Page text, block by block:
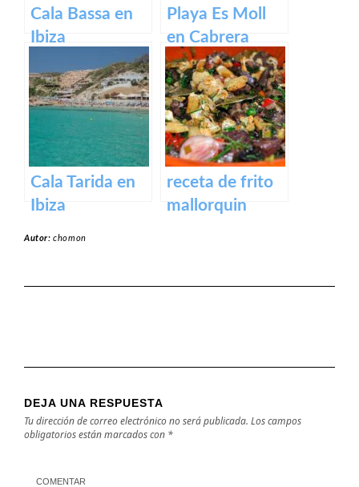
Cala Bassa en
Ibiza
Playa Es Moll
en Cabrera
Cala Tarida en
Ibiza
receta de frito
mallorquin
Autor:chomon
DEJA UNA RESPUESTA
Tu dirección de correo electrónico no será publicada. Los campos
obligatorios están marcados con *
COMENTAR